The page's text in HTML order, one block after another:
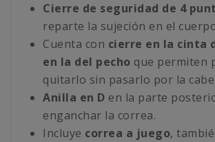
Cierre de seguridad de 4
reparte la sujeción en el
Cuenta con cierre en la cinta
en la del pecho que permiten
quitarlo sin pasarlo por la
Anilla en D en la parte
enganchar la correa.
Incluye correa a juego,